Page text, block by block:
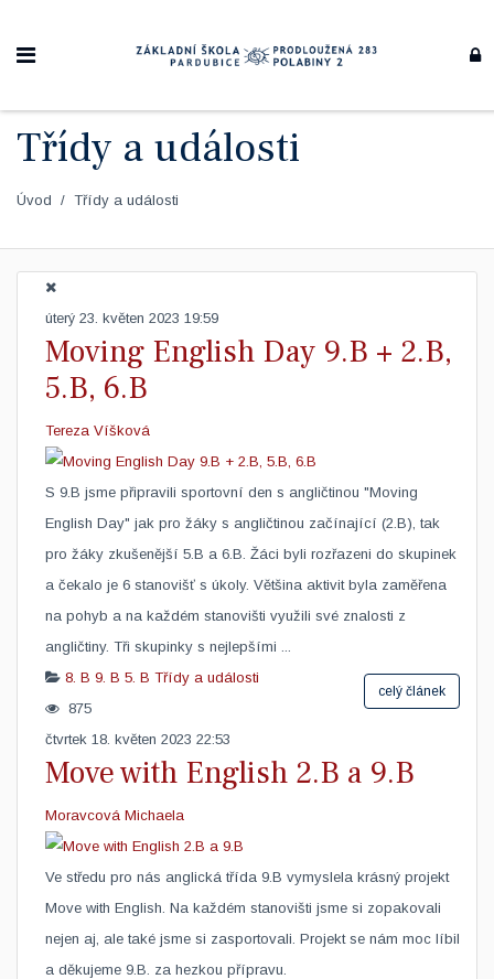
Třídy a události
Úvod Třídy a události
úterý 23. květen 2023 19:59
Moving English Day 9.B + 2.B,
5.B, 6.B
Tereza Víšková
​S 9.B jsme připravili sportovní den s angličtinou "Moving
English Day" jak pro žáky s angličtinou začínající (2.B), tak
pro žáky zkušenější 5.B a 6.B. Žáci byli rozřazeni do skupinek
a čekalo je 6 stanovišť s úkoly. Většina aktivit byla zaměřena
na pohyb a na každém stanovišti využili své znalosti z
angličtiny. Tři skupinky s nejlepšími ...
celý článek
8. B 9. B 5. B Třídy a události
875
čtvrtek 18. květen 2023 22:53
Move with English 2.B a 9.B
Moravcová Michaela
​Ve středu pro nás anglická třída 9.B vymyslela krásný projekt
Move with English. Na každém stanovišti jsme si zopakovali
nejen aj, ale také jsme si zasportovali. Projekt se nám moc líbil
a děkujeme 9.B. za hezkou přípravu.